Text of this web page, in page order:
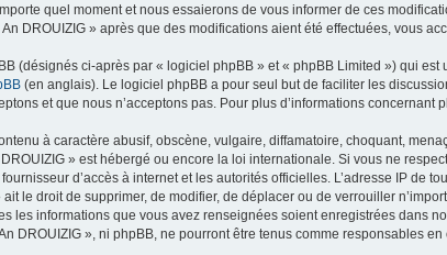
quel moment et nous essaierons de vous informer de ces
DROUIZIG » après que des modifications aient été effectuées, vous
(désignés ci-après par « logiciel phpBB » et « phpBB Limited ») qui
(en anglais). Le logiciel phpBB a pour seul but de faciliter les
et que nous n’acceptons pas. Pour plus d’informations concernant
à caractère abusif, obscène, vulgaire, diffamatoire, choquant,
» est hébergé ou encore la loi internationale. Si vous ne
d’accès à internet et les autorités officielles. L’adresse IP de
le droit de supprimer, de modifier, de déplacer ou de verrouiller
les informations que vous avez renseignées soient enregistrées dans
DROUIZIG », ni phpBB, ne pourront être tenus comme responsables